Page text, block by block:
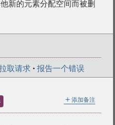
新的元素分配空间而被删
取请求 • 报告一个错误
＋ 添加备注